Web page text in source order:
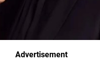
Advertisement